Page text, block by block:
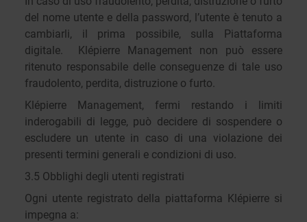
del nome utente e della password, l’utente è tenuto a
cambiarli, il prima possibile, sulla Piattaforma
digitale. Klépierre Management non può essere
ritenuto responsabile delle conseguenze di tale uso
fraudolento, perdita, distruzione o furto.
Klépierre Management, fermi restando i limiti
inderogabili di legge, può decidere di sospendere o
escludere un utente in caso di una violazione dei
presenti termini generali e condizioni di uso.
3.5 Obblighi degli utenti registrati
Ogni utente registrato della piattaforma Klépierre si
impegna a: